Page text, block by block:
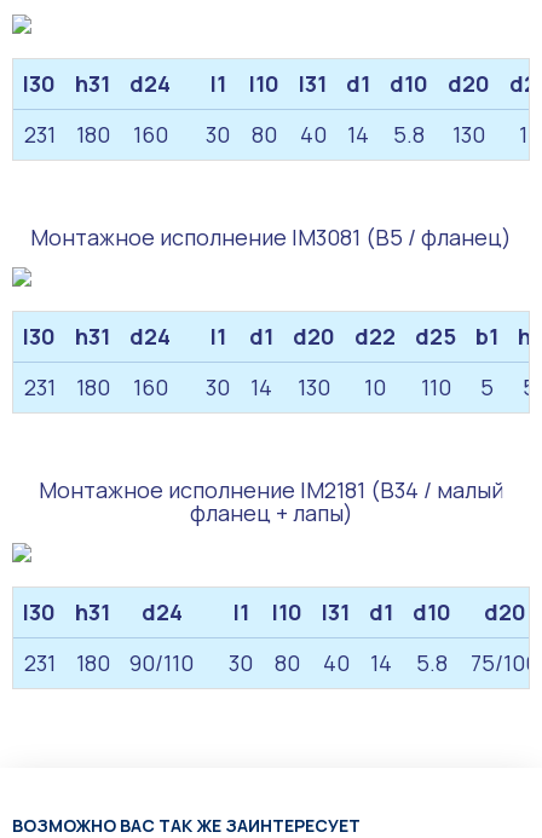
l30 h31 d24 l1 l10 l31 d1 d10 d20
231
180 160 30 80 40 14 5.8 130 10
Монтажное исполнение IM3081 (B5 / фланец)
l30 h31 d24 l1 d1 d20 d22 d25 b1
h1
231
180 160 30 14 130 10 110 5 5
Монтажное исполнение IM2181 (B34 / малый
фланец + лапы)
l30 h31 d24 l1 l10 l31 d1 d10
d20
231
180 90/110 30 80 40 14 5.8 75/100
ВОЗМОЖНО ВАС ТАК ЖЕ ЗАИНТЕРЕСУЕТ